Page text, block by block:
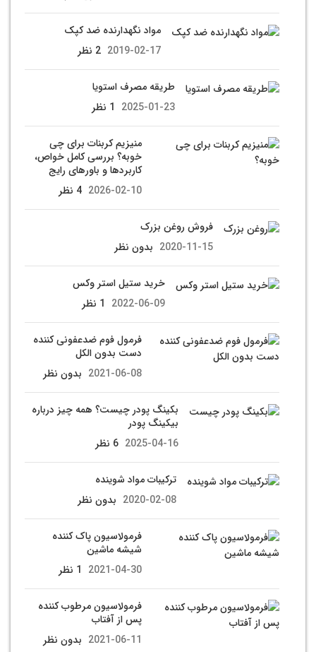
مواد نگهدارنده ضد کپک
2019-02-17 2 نظر
طریقه مصرف استویا
2025-01-23 1 نظر
منیزیم کربنات برای چی
خوبه؟ بررسی کامل خواص،
کاربردها و باورهای رایج
2026-02-10 4 نظر
فروش روغن بزرک
2020-11-15 بدون نظر
خرید ستیل استر وکس
2022-06-09 1 نظر
فرمول فوم ضدعفونی کننده
دست بدون الکل
2021-06-08 بدون نظر
بکینگ پودر چیست؟ همه چیز درباره
بیکینگ پودر
2025-04-16 6 نظر
ترکیبات مواد شوینده
2020-02-08 بدون نظر
فرمولاسیون پاک کننده
شیشه ماشین
2021-04-30 1 نظر
فرمولاسیون مرطوب کننده
پس از آفتاب
2021-06-11 بدون نظر